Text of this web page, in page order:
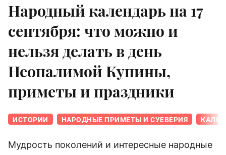
Народный календарь на 17
сентября: что можно и
нельзя делать в день
Неопалимой Купины,
приметы и праздники
ИСТОРИИ НАРОДНЫЕ ПРИМЕТЫ И СУЕВЕРИЯ
Мудрость поколений и интересные народные